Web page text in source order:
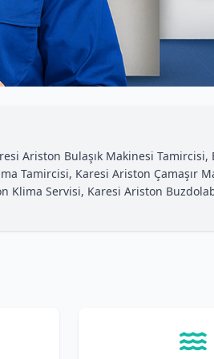
Ariston Bulaşık Makinesi Tamircisi,
Tamircisi, Karesi Ariston Çamaşır
Klima Servisi, Karesi Ariston